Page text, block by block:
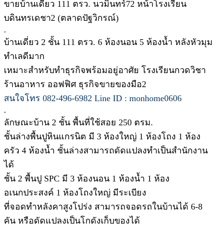
ขายบ้านเดี่ยว 111 ตรว. นวมินทร์72 หน้าโรงเรียน
บดินทรเดชา2 (ตลาดปัฐวิกรณ์)
.
บ้านเดี่ยว 2 ชั้น 111 ตรว. 6 ห้องนอน 5 ห้องน้ำ หลังหัวมุม
ทำเลดีมาก
เหมาะสำหรับทำธุรกิจพร้อมอยู่อาศัย โรงเรียนกวดวิชา
ร้านอาหาร ออฟฟิศ ธุรกิจขายของมือ2
สนใจโทร 082-496-6982 Line ID : monhome0606
.
ลักษณะบ้าน 2 ชั้น พื้นที่ใช้สอย 250 ตรม.
ชั้นล่างพื้นปูหินแกรนิต มี 3 ห้องใหญ่ 1 ห้องโถง 1 ห้อง
ครัว 4 ห้องน้ำ ชั้นล่างสามารถดัดแปลงทำเป็นสำนักงาน
ได้
ชั้น 2 พื้นปู SPC มี 3 ห้องนอน 1 ห้องน้ำ 1 ห้อง
อเนกประสงค์ 1 ห้องโถงใหญ่ มีระเบียง
ที่จอดทำหลังคาสูงโปร่ง สามารถจอดรถในบ้านได้ 6-8
คัน หรือดัดแปลงเป็นโกดังเก็บของได้